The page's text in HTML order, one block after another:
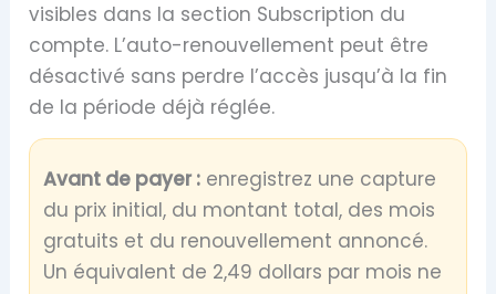
visibles dans la section Subscription du
compte. L’auto-renouvellement peut être
désactivé sans perdre l’accès jusqu’à la fin
de la période déjà réglée.
Avant de payer : enregistrez une capture
du prix initial, du montant total, des mois
gratuits et du renouvellement annoncé.
Un équivalent de 2,49 dollars par mois ne